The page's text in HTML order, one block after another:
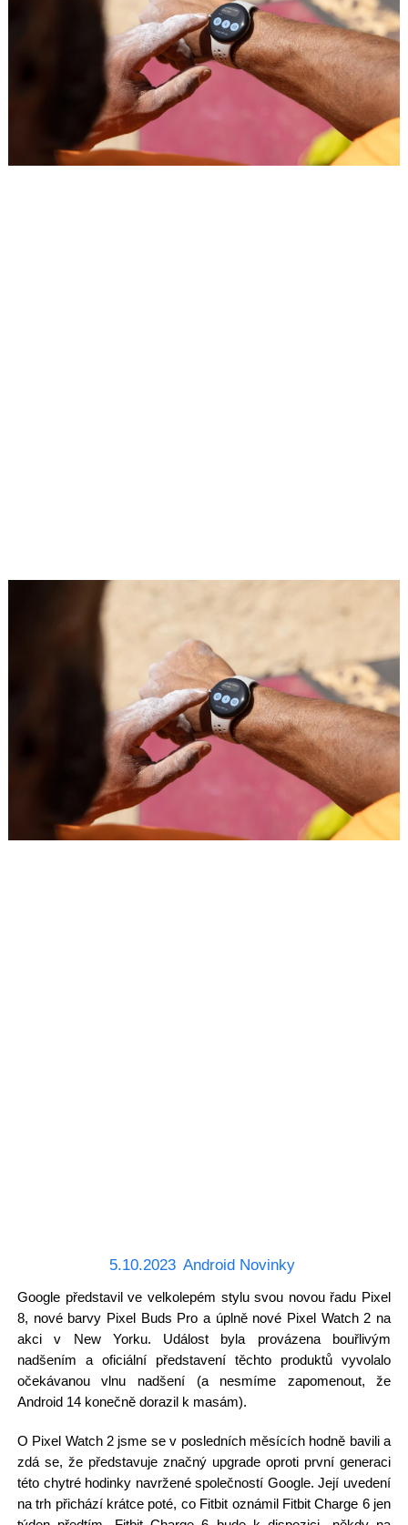
5.10.2023 Android Novinky
Google představil ve velkolepém stylu svou novou řadu Pixel
8, nové barvy Pixel Buds Pro a úplně nové Pixel Watch 2 na
akci v New Yorku. Událost byla provázena bouřlivým
nadšením a oficiální představení těchto produktů vyvolalo
očekávanou vlnu nadšení (a nesmíme zapomenout, že
Android 14 konečně dorazil k masám).
O Pixel Watch 2 jsme se v posledních měsících hodně bavili a
zdá se, že představuje značný upgrade oproti první generaci
této chytré hodinky navržené společností Google. Její uvedení
na trh přichází krátce poté, co Fitbit oznámil Fitbit Charge 6 jen